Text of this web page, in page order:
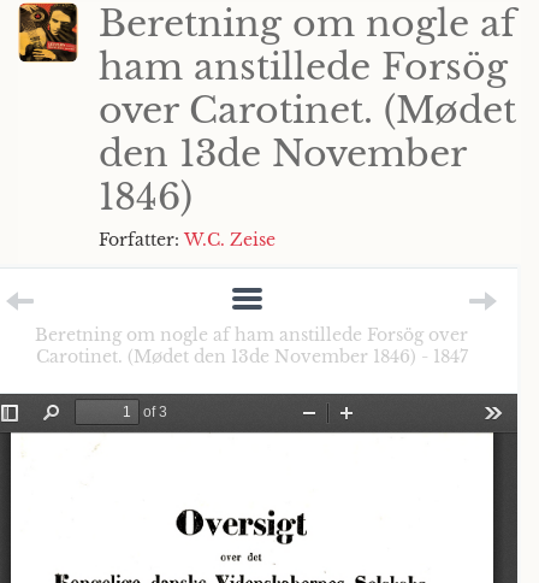
Beretning om nogle af
ham anstillede Forsög
over Carotinet. (Mødet
den 13de November
1846)
Forfatter:W.C. Zeise
Beretning om nogle af ham anstillede Forsög over
Carotinet. (Mødet den 13de November 1846) - 1847